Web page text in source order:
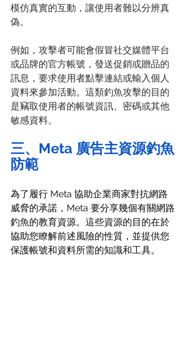
模仿真實的互動，讓使用者難以分辨真
偽。
例如，攻擊者可能會假冒社交媒體平台
或品牌的官方帳號，發送促銷或贈品的
訊息，要求使用者點擊連結或輸入個人
資料來參加活動。這類釣魚攻擊的目的
是竊取使用者的帳號資訊、密碼或其他
敏感資料。
三、Meta 廣告主資源釣魚
防範
為了履行 Meta 協助企業商家對抗網路
威脅的承諾，Meta 要分享幾個有關網路
釣魚的教育資源。這些資源的目的在於
協助您瞭解前述風險的性質，並提供您
保護帳號和資料所需的知識和工具。